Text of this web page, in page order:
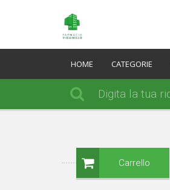
HOME CATEGORIE
Carrello